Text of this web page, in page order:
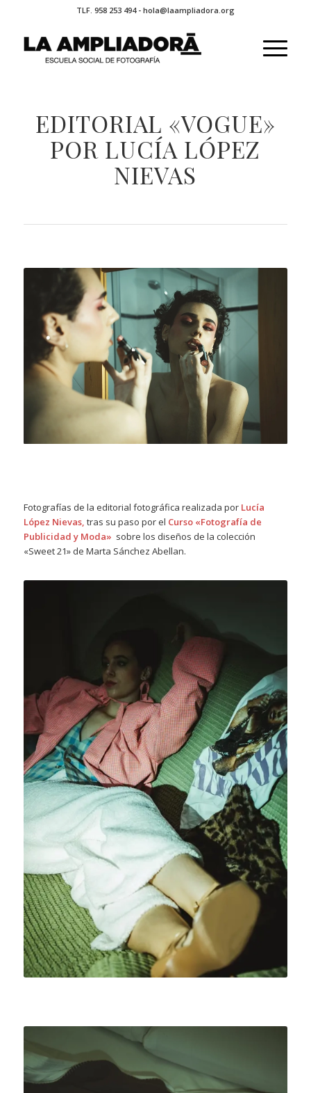
TLF. 958 253 494 - hola@laampliadora.org
EDITORIAL «VOGUE»
POR LUCÍA LÓPEZ
NIEVAS
Fotografías de la editorial fotográfica realizada por Lucía
López Nievas, tras su paso por el Curso «Fotografía de
Publicidad y Moda» sobre los diseños de la colección
«Sweet 21» de Marta Sánchez Abellan.